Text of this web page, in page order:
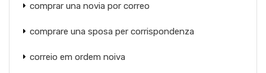
comprar una novia por correo
comprare una sposa per corrispondenza
correio em ordem noiva